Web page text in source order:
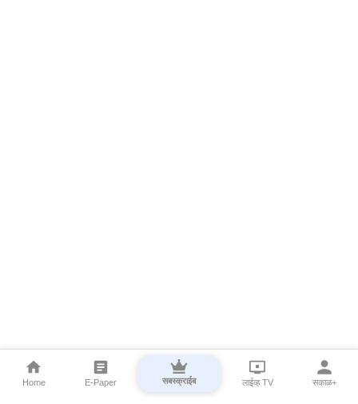
Home E-Paper सबस्क्राईब लाईव्ह TV सकाळ+